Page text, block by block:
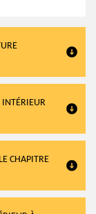
INTÉRIEUR
CHAPITRE